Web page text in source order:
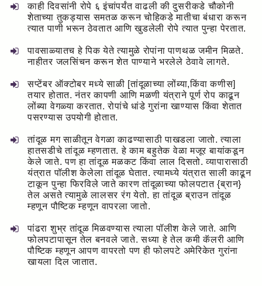
काही दिवसांनी रोपे ६ इंचांपर्यंत वाढली की दुसरीकडे चौकोनी
शेताच्या तुकड्यास समतळ करून चोहिकडे मातीचा बंधारा करून
त्यात पाणी भरून ठेवतात आणि खुडलेली रोपे त्यात पुन्हा पेरतात.
पावसाळ्यातच हे पिक येते त्यामुळे रोपांना पाणथळ जमीन मिळते.
नाहीतर जलसिंचन करून शेत पाण्याने भरलेले ठेवावे लागते.
सप्टेंबर ऑक्टोबर मध्ये साळी [तांदूळाच्या लोंब्या,किंवा कणीस]
तयार होतात. नंतर कापणी आणि मळणी यंत्राने पूर्ण रोप काढून
लोंब्या वेगळ्या करतात. रोपांचे धांडे गुरांना खाण्यास किंवा शेतात
पसरण्यास उपयोगी होतात.
तांदूळ मग साळीतून वेगळा काढण्यासाठी पाखडला जातो. त्याला
हातसडीचे तांदूळ म्हणतात. हे काम बहुतेक वेळा मजूर बायांकडून
केले जाते. पण हा तांदूळ मळकट किंवा लाल दिसतो. व्यापारासाठी
यंत्रात पॉलीश केलेला तांदूळ घेतात. त्यामध्ये यंत्रात साली काढून
टाकून पुन्हा फिरविले जाते कारण तांदूळाच्या फोलपटात {ब्रान}
तेल असते त्यामुळे लालसर रंग येतो. हा तांदूळ ब्राउन तांदूळ
म्हणून पौष्टिक म्हणून वापरला जातो.
पांढरा शुभ्र तांदूळ मिळवण्यास त्याला पॉलीश केले जाते. आणि
फोलपटापासून तेल बनवले जाते. सध्या हे तेल कमी कॅलरी आणि
पौष्टिक म्हणून आपण वापरतो पण ही फोलपटे अमेरिकेत गुरांना
खायला दिल जातात.